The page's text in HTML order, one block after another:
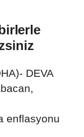
DEVA
enflasyonu